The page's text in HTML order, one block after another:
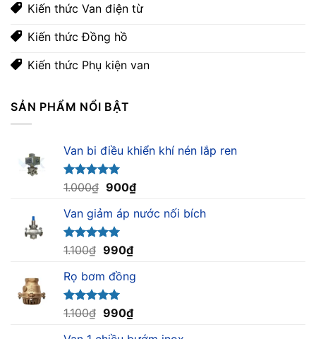
Kiến thức Van điện từ
Kiến thức Đồng hồ
Kiến thức Phụ kiện van
SẢN PHẨM NỔI BẬT
Van bi điều khiển khí nén lắp ren
Được xếp
5.00
5 sao
1.000₫ Giá
là:
1.000₫.
900₫Giá
tại
Van giảm áp nước nối bích
Được xếp
hạng5.00
5 sao
1.100₫ Giá
là:
1.100₫.
990₫Giá
tại
990₫.
Rọ bơm đồng
Được xếp
hạng5.00
5 sao
1.100₫ Giá
990₫Giá